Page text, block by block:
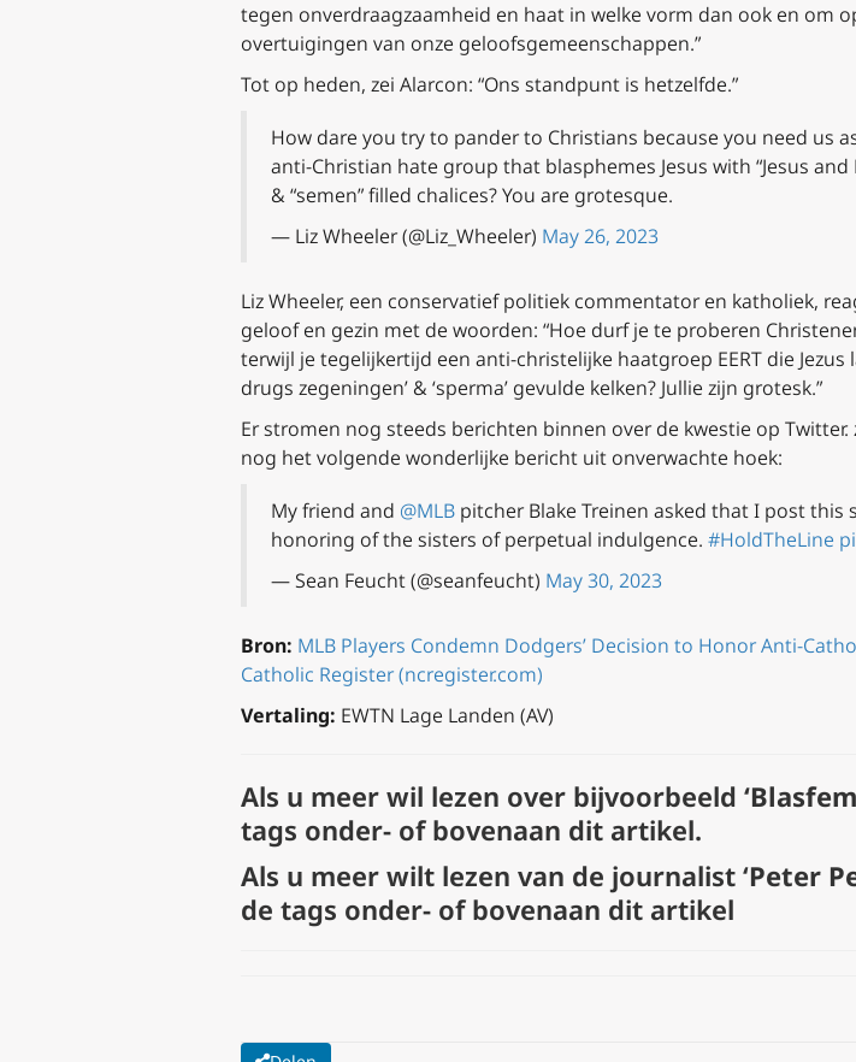
tegen onverdraagzaamheid en haat in welke vorm dan ook en om
overtuigingen van onze geloofsgemeenschappen.”
Tot op heden, zei Alarcon: “Ons standpunt is hetzelfde.”
How dare you try to pander to Christians because you need us
anti-Christian hate group that blasphemes Jesus with “Jesus
& “semen” filled chalices? You are grotesque.
— Liz Wheeler (@Liz_Wheeler) May 26, 2023
Liz Wheeler, een conservatief politiek commentator en katholiek,
geloof en gezin met de woorden: “Hoe durf je te proberen
terwijl je tegelijkertijd een anti-christelijke haatgroep EERT die Jezus
drugs zegeningen’ & ‘sperma’ gevulde kelken? Jullie zijn grotesk.”
Er stromen nog steeds berichten binnen over de kwestie op
nog het volgende wonderlijke bericht uit onverwachte hoek:
My friend and @MLB pitcher Blake Treinen asked that I post
honoring of the sisters of perpetual indulgence. #HoldTheLine
— Sean Feucht (@seanfeucht) May 30, 2023
Bron: MLB Players Condemn Dodgers’ Decision to Honor Anti-
Catholic Register (ncregister.com)
Vertaling: EWTN Lage Landen (AV)
Als u meer wil lezen over bijvoorbeeld
tags onder- of bovenaan dit artikel.
Als u meer wilt lezen van de journalist ‘Peter
de tags onder- of bovenaan dit artikel